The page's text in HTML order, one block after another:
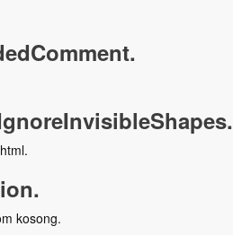
kosong.